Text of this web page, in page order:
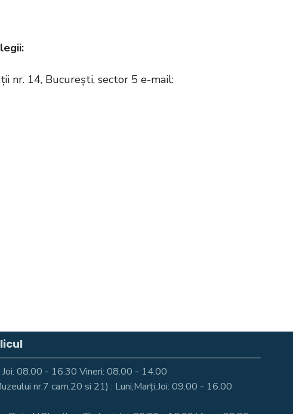
nr. 14, Bucureşti, sector 5 e-mail:
Joi: 08.00 - 16.30 Vineri: 08.00 - 14.00
nr.7 cam.20 si 21) : Luni,Marți,Joi: 09.00 - 16.00